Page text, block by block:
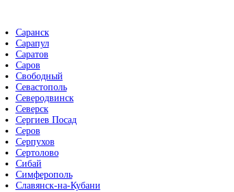
Саранск
Сарапул
Саратов
Саров
Свободный
Севастополь
Северодвинск
Северск
Сергиев Посад
Серов
Серпухов
Сертолово
Сибай
Симферополь
Славянск-на-Кубани